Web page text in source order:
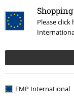
Please
EMP International